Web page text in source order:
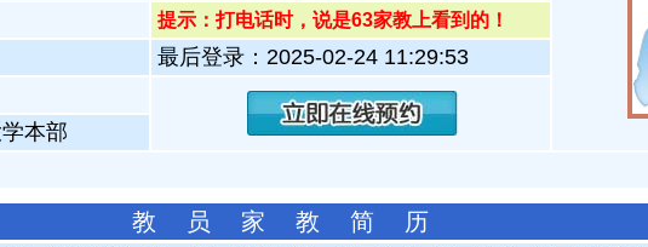
提示：打电话时，说是63家教上看到的！
最后登录：2025-02-24 11:29:53
本部
教 员 家 教 简 历